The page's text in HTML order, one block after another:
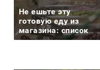
Не ешьте эту
готовую еду из
магазина: список